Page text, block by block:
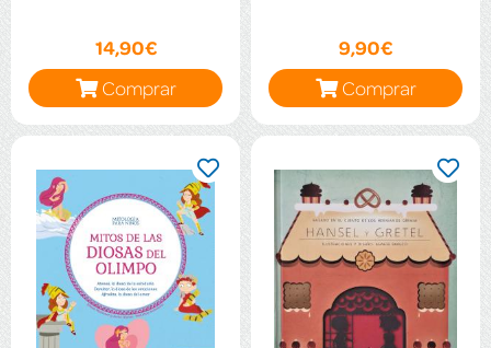
14,90€
Comprar
9,90€
Comprar